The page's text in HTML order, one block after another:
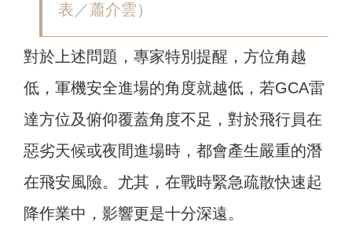
表／蕭介雲）
對於上述問題，專家特別提醒，方位角越
低，軍機安全進場的角度就越低，若GCA雷
達方位及俯仰覆蓋角度不足，對於飛行員在
惡劣天候或夜間進場時，都會產生嚴重的潛
在飛安風險。尤其，在戰時緊急疏散快速起
降作業中，影響更是十分深遠。